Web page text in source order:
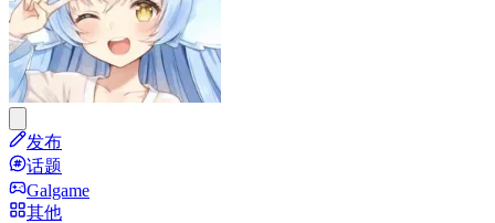
发布
话题
Galgame
其他